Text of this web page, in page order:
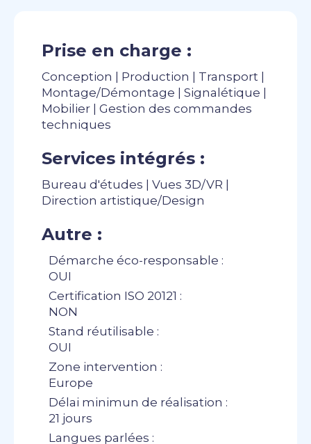
Prise en charge :
Conception | Production | Transport |
Montage/Démontage | Signalétique |
Mobilier | Gestion des commandes
techniques
Services intégrés :
Bureau d'études | Vues 3D/VR |
Direction artistique/Design
Autre :
Démarche éco-responsable :
OUI
Certification ISO 20121 :
NON
Stand réutilisable :
OUI
Zone intervention :
Europe
Délai minimun de réalisation :
21 jours
Langues parlées :